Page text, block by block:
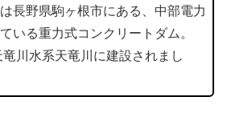
長野県駒ヶ根市にある、中部電力
いる重力式コンクリートダム。
川水系天竜川に建設されまし